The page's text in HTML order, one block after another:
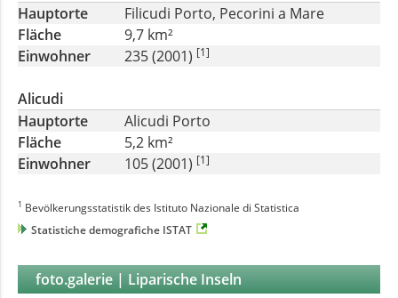
Hauptorte
Filicudi Porto, Pecorini a Mare
Fläche
9,7 km²
Einwohner
235 (2001) [1]
Alicudi
Hauptorte
Alicudi Porto
Fläche
5,2 km²
Einwohner
105 (2001) [1]
1 Bevölkerungsstatistik des Istituto Nazionale di Statistica
Statistiche demografiche ISTAT
foto.galerie | Liparische Inseln